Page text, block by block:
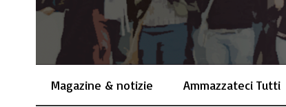
Magazine & notizie Ammazzateci Tutti